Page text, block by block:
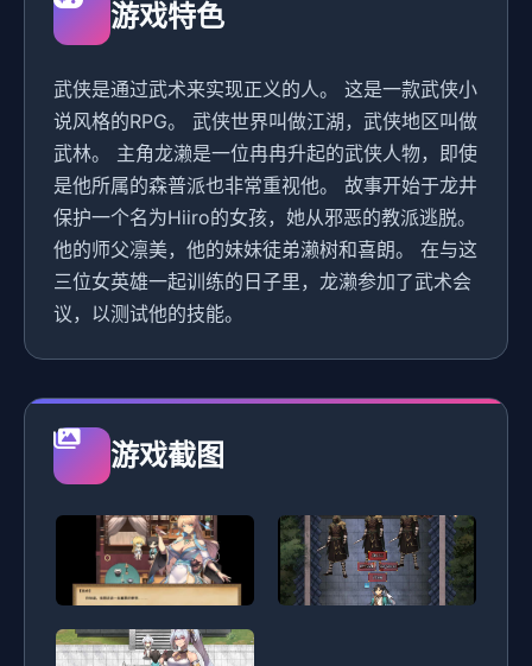
游戏特色
武侠是通过武术来实现正义的人。 这是一款武侠小
说风格的RPG。 武侠世界叫做江湖，武侠地区叫做
武林。 主角龙濑是一位冉冉升起的武侠人物，即使
是他所属的森普派也非常重视他。 故事开始于龙井
保护一个名为Hiiro的女孩，她从邪恶的教派逃脱。
他的师父凛美，他的妹妹徒弟濑树和喜朗。 在与这
三位女英雄一起训练的日子里，龙濑参加了武术会
议，以测试他的技能。
游戏截图